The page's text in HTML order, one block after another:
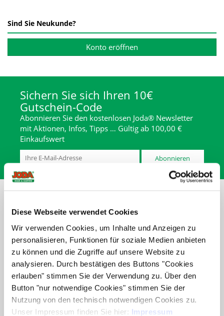
Diese Webseite verwendet Cookies
Wir verwenden Cookies, um Inhalte und Anzeigen zu
personalisieren, Funktionen für soziale Medien anbieten
zu können und die Zugriffe auf unsere Website zu
analysieren. Durch bestätigen des Buttons "Cookies
erlauben" stimmen Sie der Verwendung zu. Über den
Button "nur notwendige Cookies" stimmen Sie der
Nutzung von den technisch notwendigen Cookies zu.
Unser Impressum finden Sie hier: Impressum
Sind Sie Neukunde?
Konto eröffnen
Sichern Sie sich Ihren 10€
Gutschein-Code
Abonnieren Sie den kostenlosen Joda® Newsletter
mit Aktionen, Infos, Tipps … Gültig ab 100,00 €
Einkaufswert
Abonnieren
* inkl. MwSt., zzgl. Abwicklungspauschale
Service
Händlersuche
Joda®-Kataloge
FAQ - Häufig gestellte Fragen
Abwicklungspauschale
Warenkorb
Konto